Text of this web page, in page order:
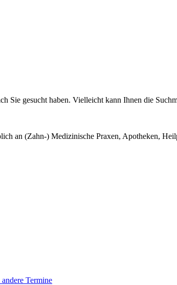
Sie gesucht haben. Vielleicht kann Ihnen die
an (Zahn-) Medizinische Praxen, Apotheken,
Termine